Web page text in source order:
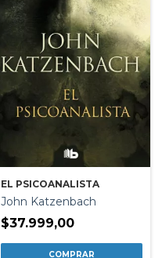
EL PSICOANALISTA
John Katzenbach
$37.999,00